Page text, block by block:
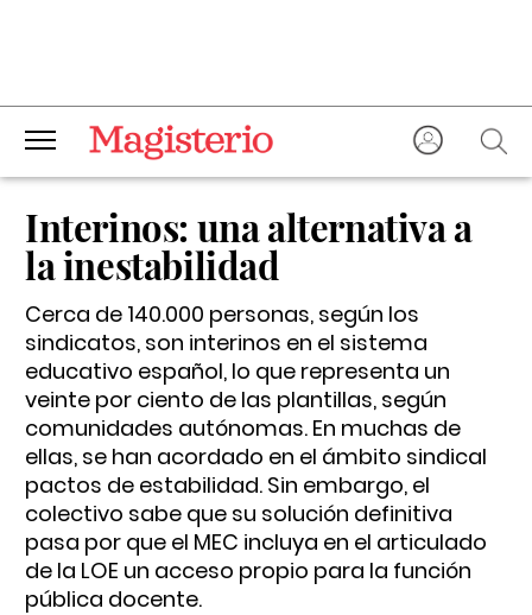
Interinos: una alternativa a
la inestabilidad
Cerca de 140.000 personas, según los
sindicatos, son interinos en el sistema
educativo español, lo que representa un
veinte por ciento de las plantillas, según
comunidades autónomas. En muchas de
ellas, se han acordado en el ámbito sindical
pactos de estabilidad. Sin embargo, el
colectivo sabe que su solución definitiva
pasa por que el MEC incluya en el articulado
de la LOE un acceso propio para la función
pública docente.